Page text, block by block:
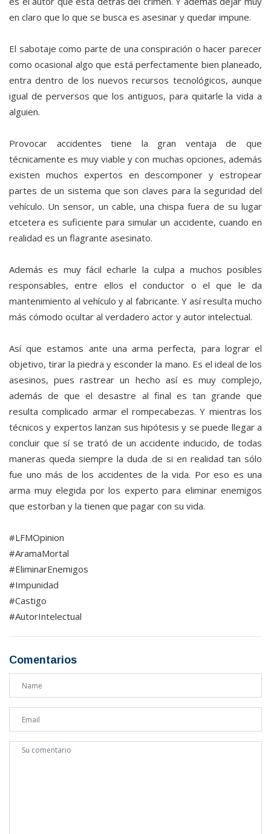
en claro que lo que se busca es asesinar y quedar impune.
El sabotaje como parte de una conspiración o hacer parecer
como ocasional algo que está perfectamente bien planeado,
entra dentro de los nuevos recursos tecnológicos, aunque
igual de perversos que los antiguos, para quitarle la vida a
alguien.
Provocar accidentes tiene la gran ventaja de que
técnicamente es muy viable y con muchas opciones, además
existen muchos expertos en descomponer y estropear
partes de un sistema que son claves para la seguridad del
vehículo. Un sensor, un cable, una chispa fuera de su lugar
etcetera es suficiente para simular un accidente, cuando en
realidad es un flagrante asesinato.
Además es muy fácil echarle la culpa a muchos posibles
responsables, entre ellos el conductor o el que le da
mantenimiento al vehículo y al fabricante. Y así resulta mucho
más cómodo ocultar al verdadero actor y autor intelectual.
Así que estamos ante una arma perfecta, para lograr el
objetivo, tirar la piedra y esconder la mano. Es el ideal de los
asesinos, pues rastrear un hecho así es muy complejo,
además de que el desastre al final es tan grande que
resulta complicado armar el rompecabezas. Y mientras los
técnicos y expertos lanzan sus hipótesis y se puede llegar a
concluir que sí se trató de un accidente inducido, de todas
maneras queda siempre la duda de si en realidad tan sólo
fue uno más de los accidentes de la vida. Por eso es una
arma muy elegida por los experto para eliminar enemigos
que estorban y la tienen que pagar con su vida.
#LFMOpinion
#AramaMortal
#EliminarEnemigos
#Impunidad
#Castigo
#AutorIntelectual
Comentarios